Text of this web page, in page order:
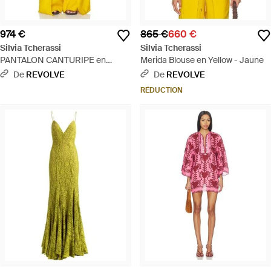
974 €
Silvia Tcherassi
PANTALON CANTURIPE en
Yellow - Jaune
De REVOLVE
865 €660 €
Silvia Tcherassi
Merida Blouse en Yellow - Jaune
De REVOLVE
RÉDUCTION